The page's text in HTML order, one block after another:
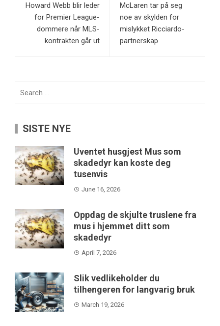
Howard Webb blir leder
for Premier League-
dommere når MLS-
kontrakten går ut
McLaren tar på seg
noe av skylden for
mislykket Ricciardo-
partnerskap
SISTE NYE
Uventet husgjest Mus som
skadedyr kan koste deg
tusenvis
June 16, 2026
Oppdag de skjulte truslene fra
mus i hjemmet ditt som
skadedyr
April 7, 2026
Slik vedlikeholder du
tilhengeren for langvarig bruk
March 19, 2026